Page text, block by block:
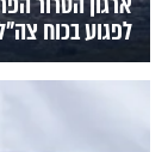
לפגוע בכוח